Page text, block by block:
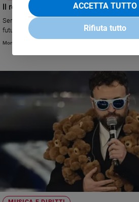
Il referendum è fallito, ma il nodo
Serve una legge seria che introduca
futuro del nostro Paese
Monica Mondo
ACCETTA TUTTO
Rifiuta tutto